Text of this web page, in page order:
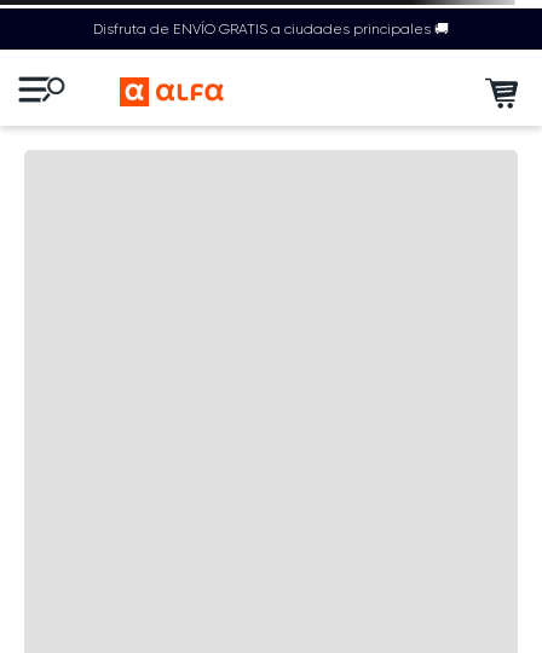
Disfruta de ENVÍO GRATIS a ciudades principales 🚚